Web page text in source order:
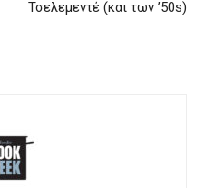
Τσελεμεντέ (και των ’50s)